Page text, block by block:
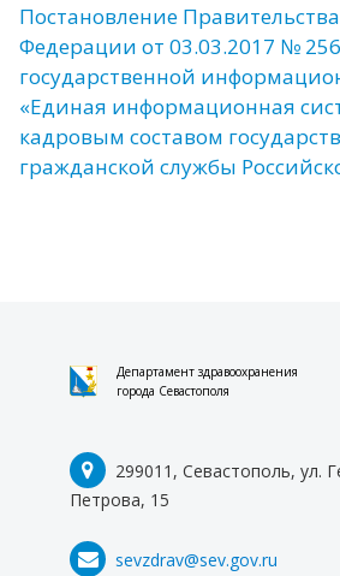
Постановление
Федерации от 03.03.2017 №
государственной
«Единая информационная
кадровым составом
гражданской службы
Департамент здравоохранения
города Севастополя
299011, Севастополь, ул.
Петрова, 15
sevzdrav@sev.gov.ru